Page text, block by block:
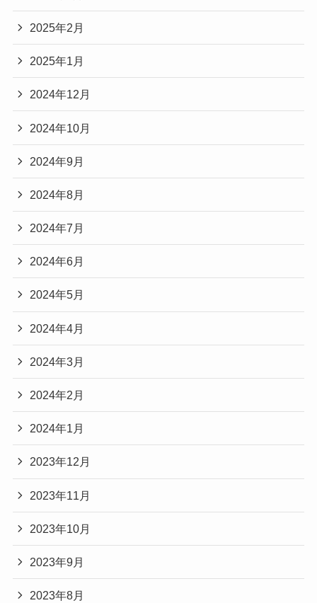
2025年2月
2025年1月
2024年12月
2024年10月
2024年9月
2024年8月
2024年7月
2024年6月
2024年5月
2024年4月
2024年3月
2024年2月
2024年1月
2023年12月
2023年11月
2023年10月
2023年9月
2023年8月